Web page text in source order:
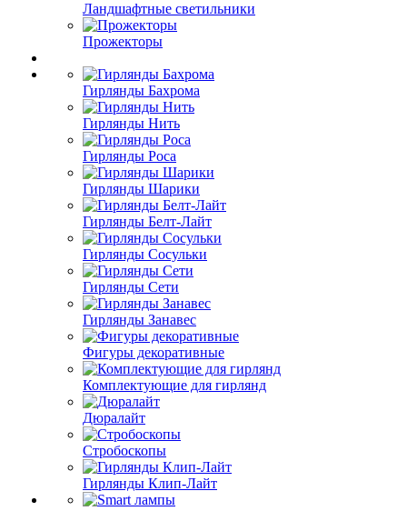
Ландшафтные светильники
Прожекторы
Гирлянды Бахрома
Гирлянды Нить
Гирлянды Роса
Гирлянды Шарики
Гирлянды Белт-Лайт
Гирлянды Сосульки
Гирлянды Сети
Гирлянды Занавес
Фигуры декоративные
Комплектующие для гирлянд
Дюралайт
Стробоскопы
Гирлянды Клип-Лайт